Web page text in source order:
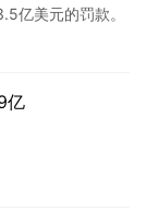
亿美元的罚款。
亿